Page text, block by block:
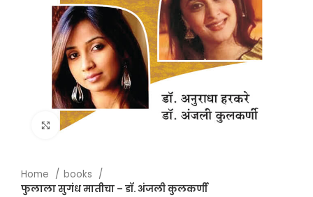
Click to enlarge
Home
books
फुलाला सुगंध मातीचा – डॉ. अंजली कुलकर्णी